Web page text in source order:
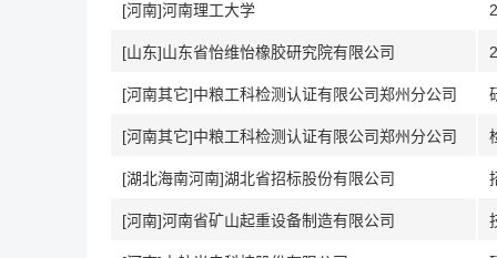
[河南]河南理工大学
[山东]山东省怡维怡橡胶研究院有限公司
[河南其它]中粮工科检测认证有限公司郑州分公司
[河南其它]中粮工科检测认证有限公司郑州分公司
[湖北海南河南]湖北省招标股份有限公司
[河南]河南省矿山起重设备制造有限公司